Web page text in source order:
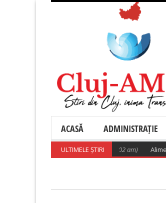
ACASĂ ADMINISTRAȚIE
ULTIMELE ȘTIRI
(August 5, 2026 6:02 am) Alimente